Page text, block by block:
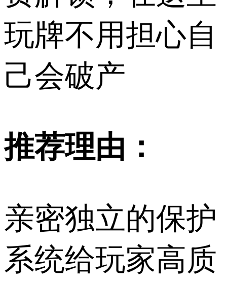
玩牌不用担心自
己会破产
推荐理由：
亲密独立的保护
系统给玩家高质